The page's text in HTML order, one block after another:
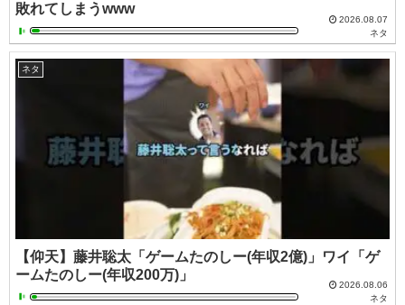
敗れてしまうwww
2026.08.07
ネタ
ネタ
【仰天】藤井聡太「ゲームたのしー(年収2億)」ワイ「ゲ
ームたのしー(年収200万)」
2026.08.06
ネタ